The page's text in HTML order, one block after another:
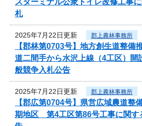
札
2025年7月22日更新 郡上農林事務所
【郡林第0703号】地方創生道整
道二間手から水沢上線（4工区）開
般競争入札公告
2025年7月22日更新 郡上農林事務所
【郡広第0704号】県営広域農道
期地区 第4工区第86号工事に関す